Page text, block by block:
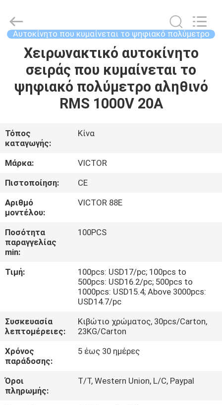
ΣΠΊΤΙ
ΠΡΟΪΌΝΤΑ
ΕΜΕΊΣ
ΓΎΡΟΣ
ΕΡΓΟΣΤΑΣΊΩΝ
ΠΟΙΟΤΙΚΌΣ
ΈΛΕΓΧΟΣ
ΕΛΆΤΕ
ΜΕ
ΕΙΔΉΣΕΙΣ
ΠΕΡΙΠΤΏΣΕΙΣ
Rights
Reserved.
DevelopedΑυτοκίνητο που κυμαίνεται το ψηφιακό πολύμετρο
Χειρωνακτικό αυτοκίνητο
σειράς που κυμαίνεται το
ψηφιακό πολύμετρο αληθινό
RMS 1000V 20A
Τόπος
καταγωγής:
Κίνα
Μάρκα:
VICTOR
Πιστοποίηση:
CE
Αριθμό
μοντέλου:
VICTOR 88E
Ποσότητα
παραγγελίας
min:
100PCS
Τιμή:
100pcs: USD17/pc; 100pcs to
500pcs: USD16.2/pc; 500pcs to
1000pcs: USD15.4; Above 3000pcs:
USD14.7/pc
Συσκευασία
λεπτομέρειες:
Κιβώτιο χρώματος, 30pcs/Carton,
23KG/Carton
Χρόνος
παράδοσης:
5 έως 30 ημέρες
Όροι
πληρωμής:
T/T, Western Union, L/C, Paypal